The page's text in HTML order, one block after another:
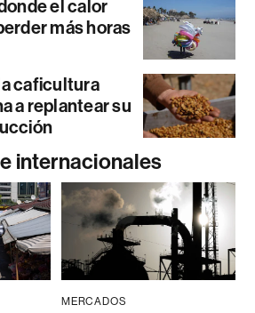
el calor
más horas
caficultura
a replantear su
internacionales
MERCADOS